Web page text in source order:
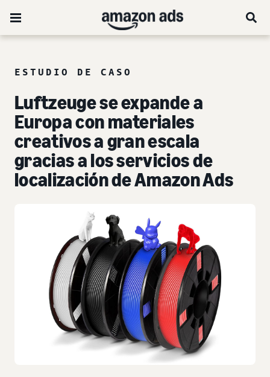
ESTUDIO DE CASO
Luftzeuge se expande a
Europa con materiales
creativos a gran escala
gracias a los servicios de
localización de Amazon Ads